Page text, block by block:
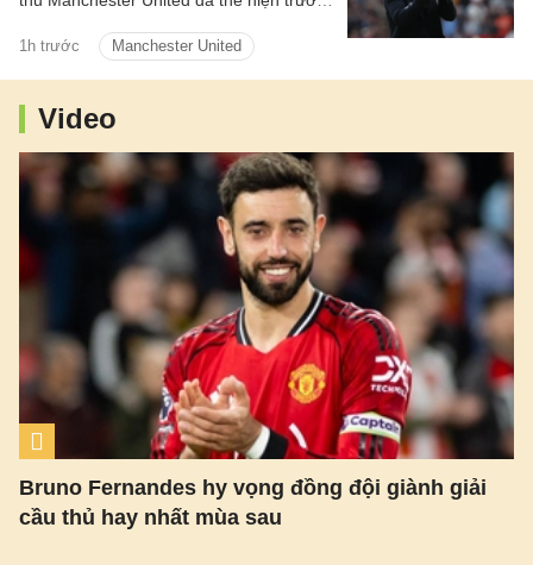
1h trước Manchester United
Video
Bruno Fernandes hy vọng đồng đội giành giải
cầu thủ hay nhất mùa sau